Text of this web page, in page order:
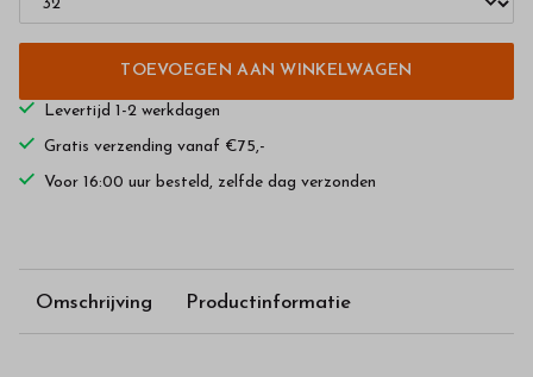
TOEVOEGEN AAN WINKELWAGEN
Levertijd 1-2 werkdagen
Gratis verzending vanaf €75,-
Voor 16:00 uur besteld, zelfde dag verzonden
Omschrijving Productinformatie